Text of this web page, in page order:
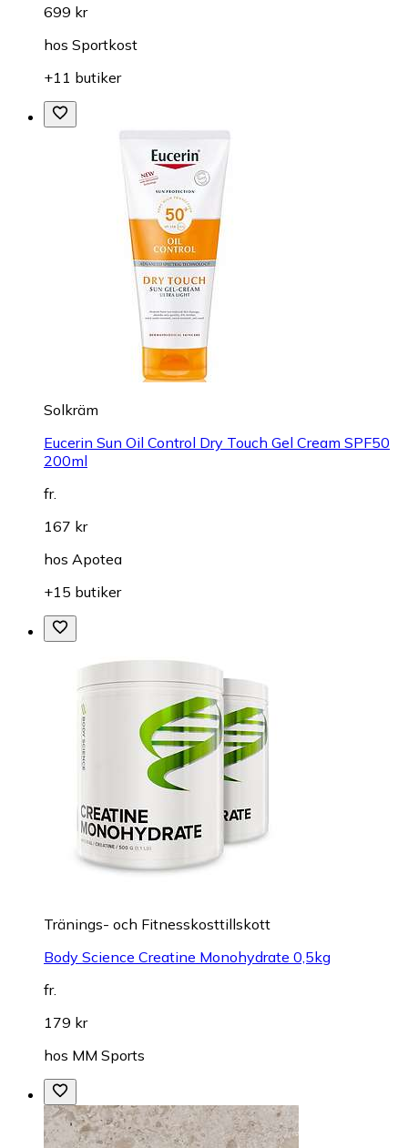
699 kr
hos Sportkost
+11 butiker
Solkräm
Eucerin Sun Oil Control Dry Touch Gel Cream SPF50
200ml
fr.
167 kr
hos Apotea
+15 butiker
Tränings- och Fitnesskosttillskott
Body Science Creatine Monohydrate 0,5kg
fr.
179 kr
hos MM Sports